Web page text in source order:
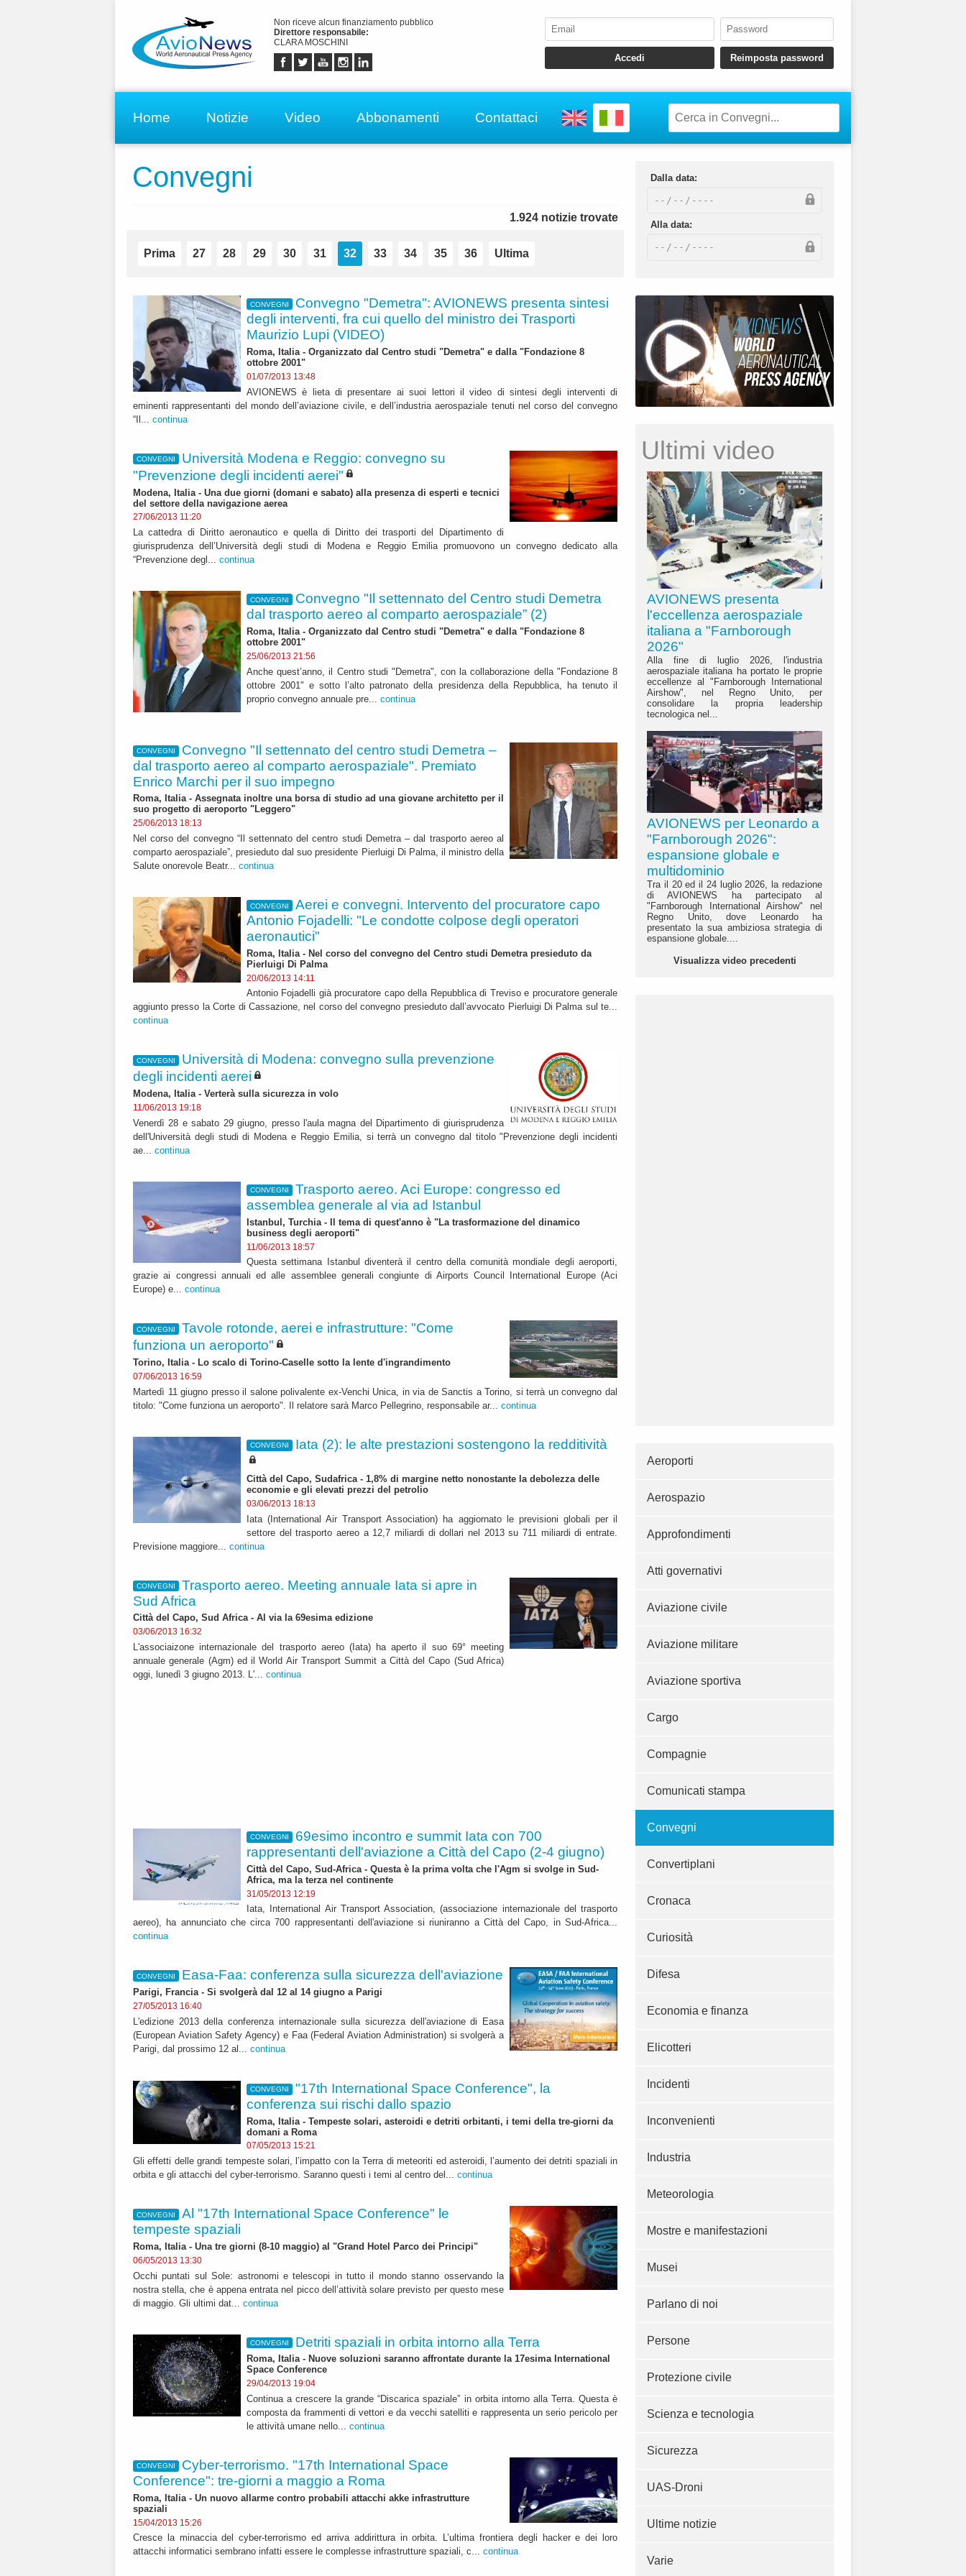
Non riceve alcun finanziamento pubblico
Direttore responsabile:
CLARA MOSCHINI
Home Notizie Video Abbonamenti Contattaci
Convegni
1.924 notizie trovate
Prima 27 28 29 30 31 32 33 34 35 36 Ultima
CONVEGNI
Convegno "Demetra": AVIONEWS presenta sintesi
degli interventi, fra cui quello del ministro dei Trasporti
Maurizio Lupi (VIDEO)
Roma, Italia - Organizzato dal Centro studi "Demetra" e dalla "Fondazione 8
ottobre 2001"
01/07/2013 13:48
AVIONEWS è lieta di presentare ai suoi lettori il video di sintesi degli interventi di
eminenti rappresentanti del mondo dell’aviazione civile, e dell’industria aerospaziale tenuti nel corso del convegno
“Il... continua
CONVEGNI
Università Modena e Reggio: convegno su
"Prevenzione degli incidenti aerei"
Modena, Italia - Una due giorni (domani e sabato) alla presenza di esperti e tecnici
del settore della navigazione aerea
27/06/2013 11:20
La cattedra di Diritto aeronautico e quella di Diritto dei trasporti del Dipartimento di
giurisprudenza dell’Università degli studi di Modena e Reggio Emilia promuovono un convegno dedicato alla
“Prevenzione degl... continua
CONVEGNI
Convegno "Il settennato del Centro studi Demetra
dal trasporto aereo al comparto aerospaziale” (2)
Roma, Italia - Organizzato dal Centro studi "Demetra" e dalla "Fondazione 8
ottobre 2001"
25/06/2013 21:56
Anche quest’anno, il Centro studi "Demetra", con la collaborazione della "Fondazione 8
ottobre 2001" e sotto l’alto patronato della presidenza della Repubblica, ha tenuto il
proprio convegno annuale pre... continua
CONVEGNI
Convegno "Il settennato del centro studi Demetra –
dal trasporto aereo al comparto aerospaziale". Premiato
Enrico Marchi per il suo impegno
Roma, Italia - Assegnata inoltre una borsa di studio ad una giovane architetto per il
suo progetto di aeroporto "Leggero"
25/06/2013 18:13
Nel corso del convegno “Il settennato del centro studi Demetra – dal trasporto aereo al
comparto aerospaziale”, presieduto dal suo presidente Pierluigi Di Palma, il ministro della
Salute onorevole Beatr... continua
CONVEGNI
Aerei e convegni. Intervento del procuratore capo
Antonio Fojadelli: "Le condotte colpose degli operatori
aeronautici"
Roma, Italia - Nel corso del convegno del Centro studi Demetra presieduto da
Pierluigi Di Palma
20/06/2013 14:11
Antonio Fojadelli già procuratore capo della Repubblica di Treviso e procuratore generale
aggiunto presso la Corte di Cassazione, nel corso del convegno presieduto dall’avvocato Pierluigi Di Palma sul te...
continua
CONVEGNI
Università di Modena: convegno sulla prevenzione
degli incidenti aerei
Modena, Italia - Verterà sulla sicurezza in volo
11/06/2013 19:18
Venerdì 28 e sabato 29 giugno, presso l'aula magna del Dipartimento di giurisprudenza
dell'Università degli studi di Modena e Reggio Emilia, si terrà un convegno dal titolo "Prevenzione degli incidenti
ae... continua
CONVEGNI
Trasporto aereo. Aci Europe: congresso ed
assemblea generale al via ad Istanbul
Istanbul, Turchia - Il tema di quest'anno è "La trasformazione del dinamico
business degli aeroporti"
11/06/2013 18:57
Questa settimana Istanbul diventerà il centro della comunità mondiale degli aeroporti,
grazie ai congressi annuali ed alle assemblee generali congiunte di Airports Council International Europe (Aci
Europe) e... continua
CONVEGNI
Tavole rotonde, aerei e infrastrutture: "Come
funziona un aeroporto"
Torino, Italia - Lo scalo di Torino-Caselle sotto la lente d'ingrandimento
07/06/2013 16:59
Martedì 11 giugno presso il salone polivalente ex-Venchi Unica, in via de Sanctis a Torino, si terrà un convegno dal
titolo: "Come funziona un aeroporto". Il relatore sarà Marco Pellegrino, responsabile ar... continua
CONVEGNI Iata (2): le alte prestazioni sostengono la redditività
Città del Capo, Sudafrica - 1,8% di margine netto nonostante la debolezza delle
economie e gli elevati prezzi del petrolio
03/06/2013 18:13
Iata (International Air Transport Association) ha aggiornato le previsioni globali per il
settore del trasporto aereo a 12,7 miliardi di dollari nel 2013 su 711 miliardi di entrate.
Previsione maggiore... continua
CONVEGNI
Trasporto aereo. Meeting annuale Iata si apre in
Sud Africa
Città del Capo, Sud Africa - Al via la 69esima edizione
03/06/2013 16:32
L'associaizone internazionale del trasporto aereo (Iata) ha aperto il suo 69° meeting
annuale generale (Agm) ed il World Air Transport Summit a Città del Capo (Sud Africa)
oggi, lunedì 3 giugno 2013. L'... continua
CONVEGNI
69esimo incontro e summit Iata con 700
rappresentanti dell'aviazione a Città del Capo (2-4 giugno)
Città del Capo, Sud-Africa - Questa è la prima volta che l'Agm si svolge in Sud-
Africa, ma la terza nel continente
31/05/2013 12:19
Iata, International Air Transport Association, (associazione internazionale del trasporto
aereo), ha annunciato che circa 700 rappresentanti dell'aviazione si riuniranno a Città del Capo, in Sud-Africa...
continua
CONVEGNI Easa-Faa: conferenza sulla sicurezza dell'aviazione
Parigi, Francia - Si svolgerà dal 12 al 14 giugno a Parigi
27/05/2013 16:40
L'edizione 2013 della conferenza internazionale sulla sicurezza dell'aviazione di Easa
(European Aviation Safety Agency) e Faa (Federal Aviation Administration) si svolgerà a
Parigi, dal prossimo 12 al... continua
CONVEGNI
"17th International Space Conference", la
conferenza sui rischi dallo spazio
Roma, Italia - Tempeste solari, asteroidi e detriti orbitanti, i temi della tre-giorni da
domani a Roma
07/05/2013 15:21
Gli effetti delle grandi tempeste solari, l’impatto con la Terra di meteoriti ed asteroidi, l’aumento dei detriti spaziali in
orbita e gli attacchi del cyber-terrorismo. Saranno questi i temi al centro del... continua
CONVEGNI
Al "17th International Space Conference" le
tempeste spaziali
Roma, Italia - Una tre giorni (8-10 maggio) al "Grand Hotel Parco dei Principi"
06/05/2013 13:30
Occhi puntati sul Sole: astronomi e telescopi in tutto il mondo stanno osservando la
nostra stella, che è appena entrata nel picco dell’attività solare previsto per questo mese
di maggio. Gli ultimi dat... continua
CONVEGNI Detriti spaziali in orbita intorno alla Terra
Roma, Italia - Nuove soluzioni saranno affrontate durante la 17esima International
Space Conference
29/04/2013 19:04
Continua a crescere la grande “Discarica spaziale” in orbita intorno alla Terra. Questa è
composta da frammenti di vettori e da vecchi satelliti e rappresenta un serio pericolo per
le attività umane nello... continua
CONVEGNI
Cyber-terrorismo. "17th International Space
Conference": tre-giorni a maggio a Roma
Roma, Italia - Un nuovo allarme contro probabili attacchi akke infrastrutture
spaziali
15/04/2013 15:26
Cresce la minaccia del cyber-terrorismo ed arriva addirittura in orbita. L’ultima frontiera degli hacker e dei loro
attacchi informatici sembrano infatti essere le complesse infrastrutture spaziali, c... continua
Dalla data:
Alla data:
Ultimi video
AVIONEWS presenta
l'eccellenza aerospaziale
italiana a "Farnborough
2026"
Alla fine di luglio 2026, l'industria
aerospaziale italiana ha portato le proprie
eccellenze al "Farnborough International
Airshow", nel Regno Unito, per
consolidare la propria leadership
tecnologica nel...
AVIONEWS per Leonardo a
"Farnborough 2026":
espansione globale e
multidominio
Tra il 20 ed il 24 luglio 2026, la redazione
di AVIONEWS ha partecipato al
"Farnborough International Airshow" nel
Regno Unito, dove Leonardo ha
presentato la sua ambiziosa strategia di
espansione globale....
Visualizza video precedenti
Aeroporti
Aerospazio
Approfondimenti
Atti governativi
Aviazione civile
Aviazione militare
Aviazione sportiva
Cargo
Compagnie
Comunicati stampa
Convegni
Convertiplani
Cronaca
Curiosità
Difesa
Economia e finanza
Elicotteri
Incidenti
Inconvenienti
Industria
Meteorologia
Mostre e manifestazioni
Musei
Parlano di noi
Persone
Protezione civile
Scienza e tecnologia
Sicurezza
UAS-Droni
Ultime notizie
Varie